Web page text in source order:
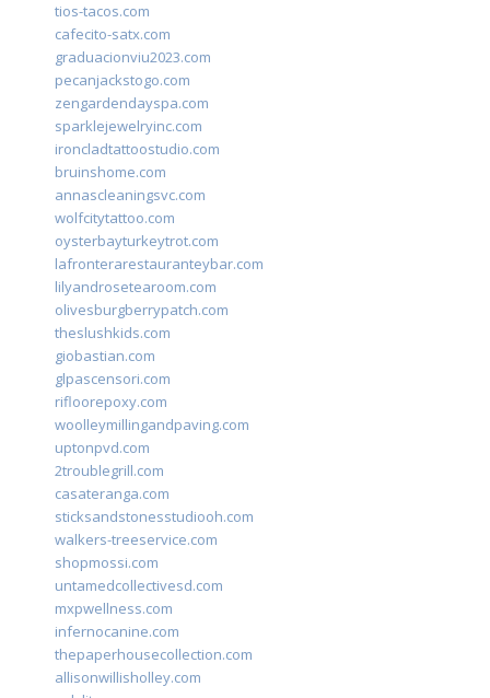
tios-tacos.com
cafecito-satx.com
graduacionviu2023.com
pecanjackstogo.com
zengardendayspa.com
sparklejewelryinc.com
ironcladtattoostudio.com
bruinshome.com
annascleaningsvc.com
wolfcitytattoo.com
oysterbayturkeytrot.com
lafronterarestauranteybar.com
lilyandrosetearoom.com
olivesburgberrypatch.com
theslushkids.com
giobastian.com
glpascensori.com
rifloorepoxy.com
woolleymillingandpaving.com
uptonpvd.com
2troublegrill.com
casateranga.com
sticksandstonesstudiooh.com
walkers-treeservice.com
shopmossi.com
untamedcollectivesd.com
mxpwellness.com
infernocanine.com
thepaperhousecollection.com
allisonwillisholley.com